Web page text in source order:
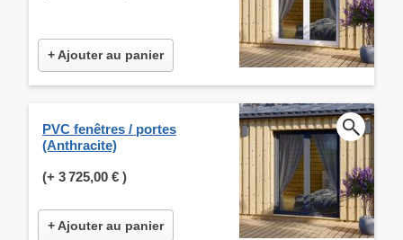
+ Ajouter au panier
PVC fenêtres / portes
(Anthracite)
(+ 3 725,00 € )
+ Ajouter au panier